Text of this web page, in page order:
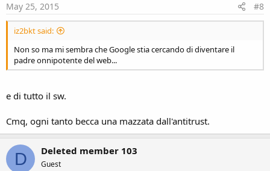
May 25, 2015 #8
iz2bkt said:
Non so ma mi sembra che Google stia cercando di diventare il
padre onnipotente del web...
e di tutto il sw.
Cmq, ogni tanto becca una mazzata dall'antitrust.
D Deleted member 103
Guest